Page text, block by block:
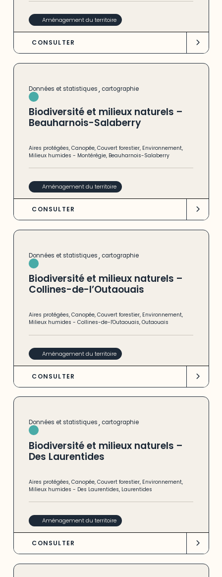
Aménagement du territoire
CONSULTER
Données et statistiques, cartographie
Biodiversité et milieux naturels –
Beauharnois-Salaberry
Aires protégées,Canopée,Couvert forestier, Environnement,
Milieux humides - Montérégie, Beauharnois-Salaberry
Aménagement du territoire
CONSULTER
Données et statistiques, cartographie
Biodiversité et milieux naturels –
Collines-de-l’Outaouais
Aires protégées,Canopée,Couvert forestier, Environnement,
Milieux humides -Collines-de-l'Outaouais,Outaouais
Aménagement du territoire
CONSULTER
Données et statistiques, cartographie
Biodiversité et milieux naturels –
Des Laurentides
Aires protégées,Canopée,Couvert forestier, Environnement,
Milieux humides - Des Laurentides, Laurentides
Aménagement du territoire
CONSULTER